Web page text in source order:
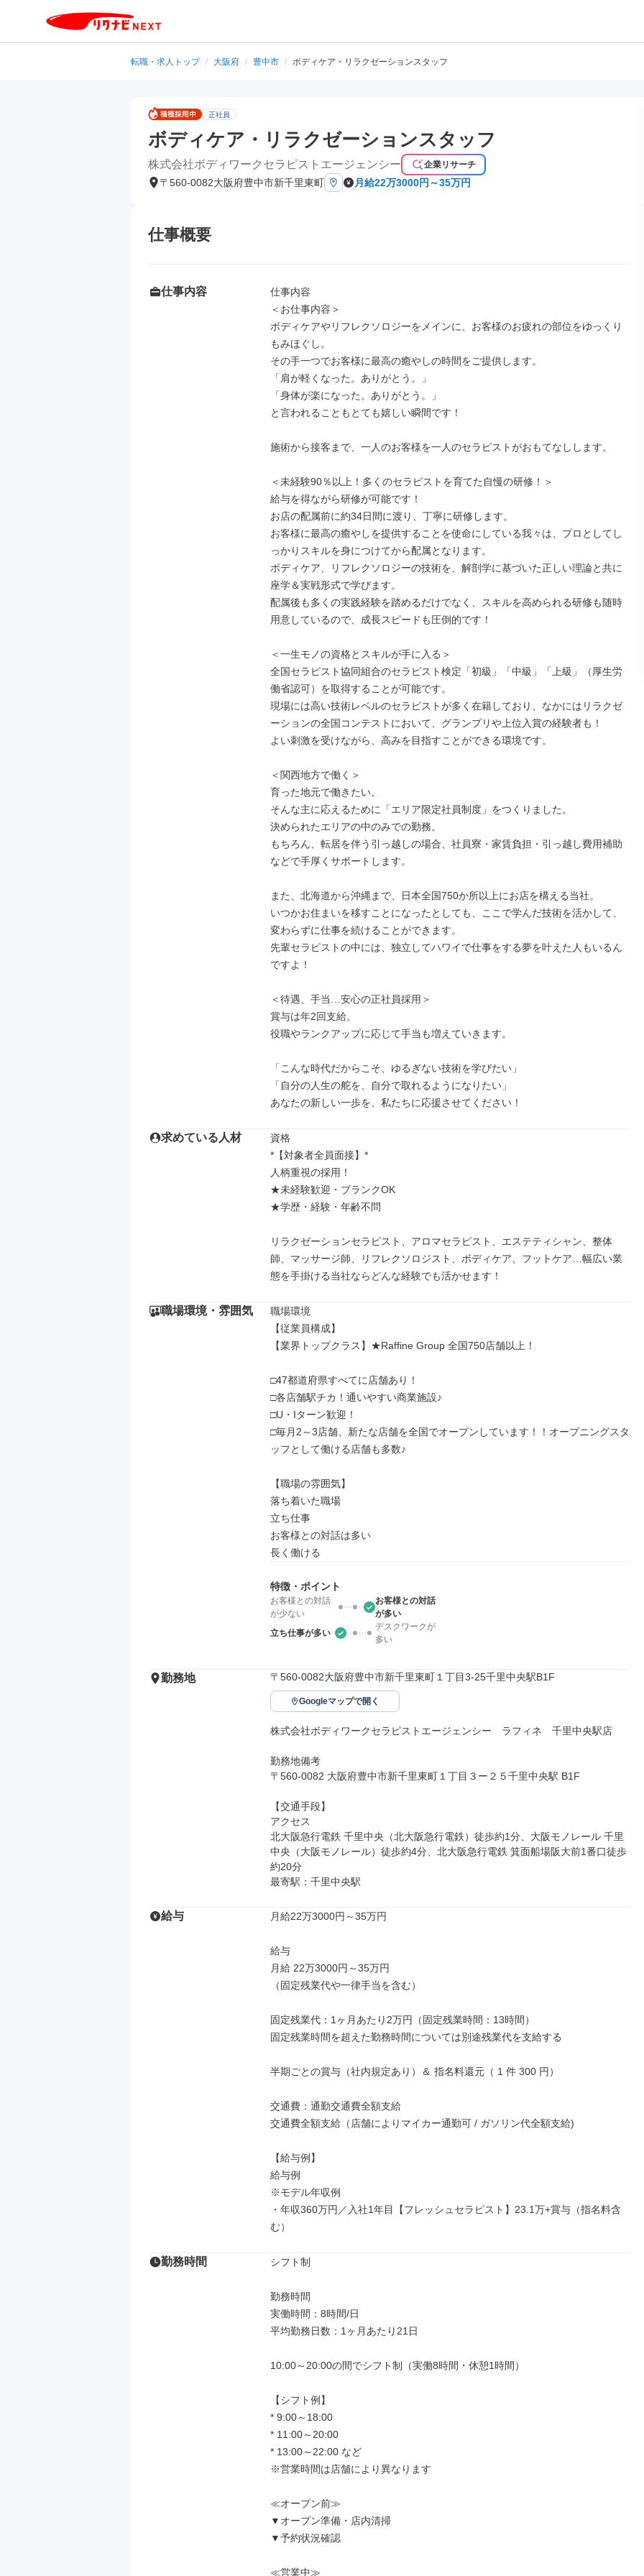
転職・求人トップ / 大阪府 / 豊中市 / ボディケア・リラクゼーションスタッフ
正社員
ボディケア・リラクゼーションスタッフ
株式会社ボディワークセラピストエージェンシー 企業リサーチ
〒560-0082大阪府豊中市新千里東町 月給22万3000円～35万円
仕事概要
仕事内容
仕事内容
＜お仕事内容＞
ボディケアやリフレクソロジーをメインに、お客様のお疲れの部位をゆっくり
もみほぐし。
その手一つでお客様に最高の癒やしの時間をご提供します。
「肩が軽くなった。ありがとう。」
「身体が楽になった。ありがとう。」
と言われることもとても嬉しい瞬間です！
施術から接客まで、一人のお客様を一人のセラピストがおもてなしします。
＜未経験90％以上！多くのセラピストを育てた自慢の研修！＞
給与を得ながら研修が可能です！
お店の配属前に約34日間に渡り、丁寧に研修します。
お客様に最高の癒やしを提供することを使命にしている我々は、プロとしてし
っかりスキルを身につけてから配属となります。
ボディケア、リフレクソロジーの技術を、解剖学に基づいた正しい理論と共に
座学＆実戦形式で学びます。
配属後も多くの実践経験を踏めるだけでなく、スキルを高められる研修も随時
用意しているので、成長スピードも圧倒的です！
＜一生モノの資格とスキルが手に入る＞
全国セラピスト協同組合のセラピスト検定「初級」「中級」「上級」（厚生労
働省認可）を取得することが可能です。
現場には高い技術レベルのセラピストが多く在籍しており、なかにはリラクゼ
ーションの全国コンテストにおいて、グランプリや上位入賞の経験者も！
よい刺激を受けながら、高みを目指すことができる環境です。
＜関西地方で働く＞
育った地元で働きたい。
そんな主に応えるために「エリア限定社員制度」をつくりました。
決められたエリアの中のみでの勤務。
もちろん、転居を伴う引っ越しの場合、社員寮・家賃負担・引っ越し費用補助
などで手厚くサポートします。
また、北海道から沖縄まで、日本全国750か所以上にお店を構える当社。
いつかお住まいを移すことになったとしても、ここで学んだ技術を活かして、
変わらずに仕事を続けることができます。
先輩セラピストの中には、独立してハワイで仕事をする夢を叶えた人もいるん
ですよ！
＜待遇、手当…安心の正社員採用＞
賞与は年2回支給。
役職やランクアップに応じて手当も増えていきます。
「こんな時代だからこそ、ゆるぎない技術を学びたい」
「自分の人生の舵を、自分で取れるようになりたい」
あなたの新しい一歩を、私たちに応援させてください！
求めている人材
資格
*【対象者全員面接】*
人柄重視の採用！
★未経験歓迎・ブランクOK
★学歴・経験・年齢不問
リラクゼーションセラピスト、アロマセラピスト、エステティシャン、整体
師、マッサージ師、リフレクソロジスト、ボディケア、フットケア…幅広い業
態を手掛ける当社ならどんな経験でも活かせます！
職場環境・雰囲気
職場環境
【従業員構成】
【業界トップクラス】★Raffine Group 全国750店舗以上！
□47都道府県すべてに店舗あり！
□各店舗駅チカ！通いやすい商業施設♪
□U・Iターン歓迎！
□毎月2～3店舗、新たな店舗を全国でオープンしています！！オープニングスタ
ッフとして働ける店舗も多数♪
【職場の雰囲気】
落ち着いた職場
立ち仕事
お客様との対話は多い
長く働ける
特徴・ポイント
お客様との対話
が少ない
お客様との対話
が多い
立ち仕事が多い
デスクワークが
多い
勤務地 〒560-0082大阪府豊中市新千里東町１丁目3-25千里中央駅B1F
Googleマップで開く
株式会社ボディワークセラピストエージェンシー　ラフィネ　千里中央駅店
勤務地備考
〒560-0082 大阪府豊中市新千里東町１丁目３ー２５千里中央駅 B1F
【交通手段】
アクセス
北大阪急行電鉄 千里中央（北大阪急行電鉄）徒歩約1分、大阪モノレール 千里
中央（大阪モノレール）徒歩約4分、北大阪急行電鉄 箕面船場阪大前1番口徒歩
約20分
最寄駅：千里中央駅
給与 月給22万3000円～35万円
給与
月給 22万3000円～35万円
（固定残業代や一律手当を含む）
固定残業代：1ヶ月あたり2万円（固定残業時間：13時間）
固定残業時間を超えた勤務時間については別途残業代を支給する
半期ごとの賞与（社内規定あり）＆ 指名料還元（ 1 件 300 円）
交通費：通勤交通費全額支給
交通費全額支給（店舗によりマイカー通勤可 / ガソリン代全額支給)
【給与例】
給与例
※モデル年収例
・年収360万円／入社1年目【フレッシュセラピスト】23.1万+賞与（指名料含
む）
勤務時間 シフト制
勤務時間
実働時間：8時間/日
平均勤務日数：1ヶ月あたり21日
10:00～20:00の間でシフト制（実働8時間・休憩1時間）
【シフト例】
* 9:00～18:00
* 11:00～20:00
* 13:00～22:00 など
※営業時間は店舗により異なります
≪オープン前≫
▼オープン準備・店内清掃
▼予約状況確認
≪営業中≫